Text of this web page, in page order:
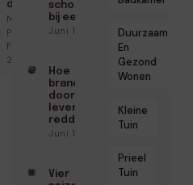
door
Marloes
Peeters ●
Februari 10,
2026
schoonmaakbedrijf
bij een frisse start
Juni 16, 2026
Hoe
brandwerende
doorvoeringen
levens kunnen
redden
Juni 10, 2026
Vier
Duurzaam
En
Gezond
Wonen
Kleine
Tuin
Prieel
Tuin